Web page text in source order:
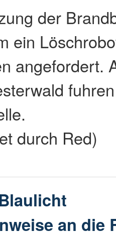
der
ein
angefordert.
durch Red)
an die